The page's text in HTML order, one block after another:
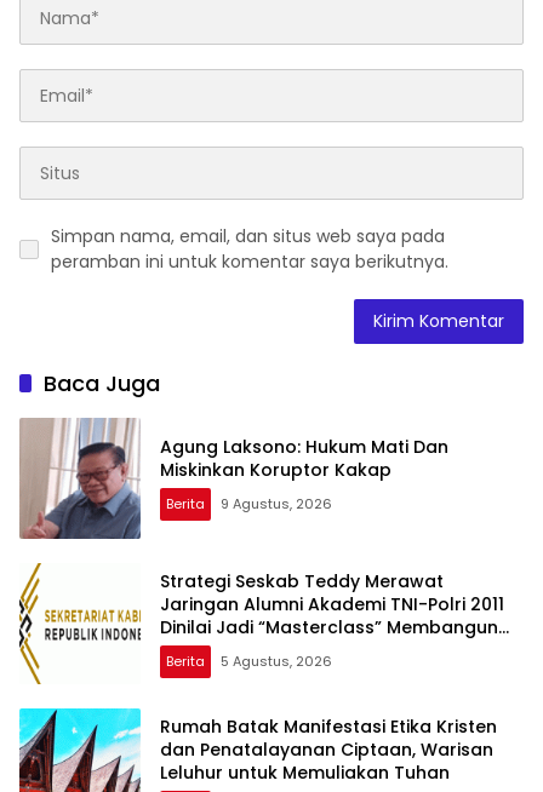
Simpan nama, email, dan situs web saya pada
peramban ini untuk komentar saya berikutnya.
Baca Juga
Agung Laksono: Hukum Mati Dan
Miskinkan Koruptor Kakap
Berita 9 Agustus, 2026
Strategi Seskab Teddy Merawat
Jaringan Alumni Akademi TNI-Polri 2011
Dinilai Jadi “Masterclass” Membangun
Loyalitas
Berita 5 Agustus, 2026
Rumah Batak Manifestasi Etika Kristen
dan Penatalayanan Ciptaan, Warisan
Leluhur untuk Memuliakan Tuhan